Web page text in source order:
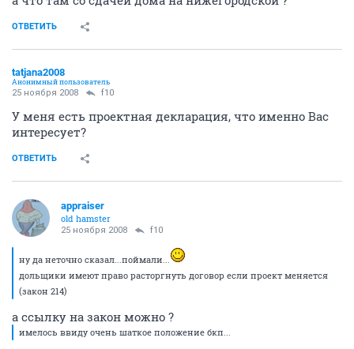
ОТВЕТИТЬ
tatjana2008
Анонимный пользователь
25 ноября 2008 f10
У меня есть проектная декларация, что именно Вас
интересует?
ОТВЕТИТЬ
appraiser
old hamster
25 ноября 2008 f10
ну да неточно сказал...поймали...
дольщики имеют право расторгнуть договор если проект меняется
(закон 214)
а ссылку на закон можно ?
имелось ввиду очень шаткое положение бкп...